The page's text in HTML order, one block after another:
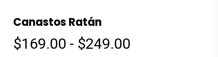
Canastos Ratán
$169.00 - $249.00Rango